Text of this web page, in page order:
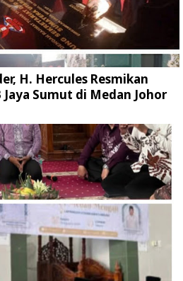
H. Hercules Resmikan
Jaya Sumut di Medan Johor